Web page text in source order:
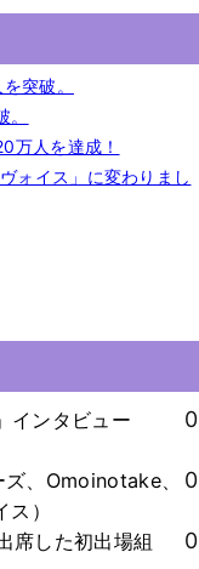
突破。
万人を達成！
イス」に変わりまし
インタビュー
0
ズ、Omoinotake、
）
0
席した初出場組
0